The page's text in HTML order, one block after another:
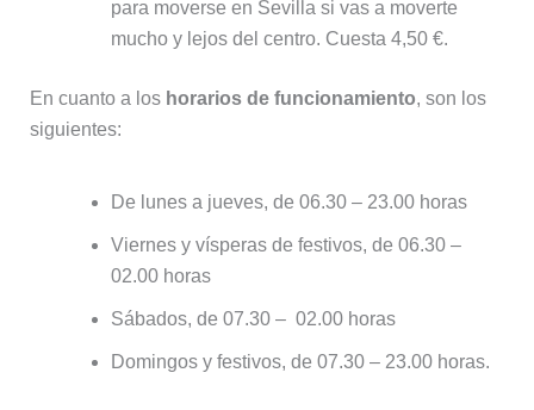
para moverse en Sevilla si vas a moverte
mucho y lejos del centro. Cuesta 4,50 €.
En cuanto a los horarios de funcionamiento, son los
siguientes:
De lunes a jueves, de 06.30 – 23.00 horas
Viernes y vísperas de festivos, de 06.30 –
02.00 horas
Sábados, de 07.30 – 02.00 horas
Domingos y festivos, de 07.30 – 23.00 horas.